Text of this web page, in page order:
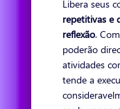
Libera seus
repetitivas e
reflexão.
poderão
atividades
tende a